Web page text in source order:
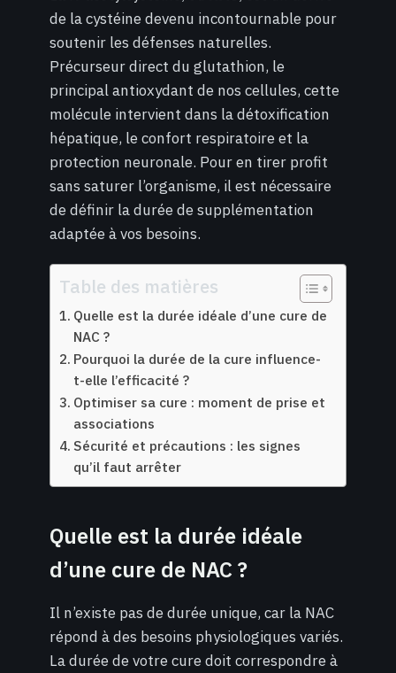
de la cystéine devenu incontournable pour
soutenir les défenses naturelles.
Précurseur direct du glutathion, le
principal antioxydant de nos cellules, cette
molécule intervient dans la détoxification
hépatique, le confort respiratoire et la
protection neuronale. Pour en tirer profit
sans saturer l’organisme, il est nécessaire
de définir la durée de supplémentation
adaptée à vos besoins.
Table des matières
Quelle est la durée idéale d’une cure de
NAC ?
Pourquoi la durée de la cure influence-
t-elle l’efficacité ?
Optimiser sa cure : moment de prise et
associations
Sécurité et précautions : les signes
qu’il faut arrêter
Quelle est la durée idéale
d’une cure de NAC ?
Il n’existe pas de durée unique, car la NAC
répond à des besoins physiologiques variés.
La durée de votre cure doit correspondre à